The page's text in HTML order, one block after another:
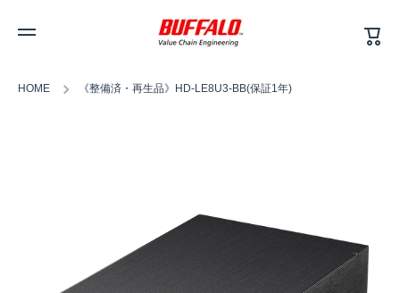
ー
ト
HOME 《整備済・再生品》HD-LE8U3-BB(保証1年)